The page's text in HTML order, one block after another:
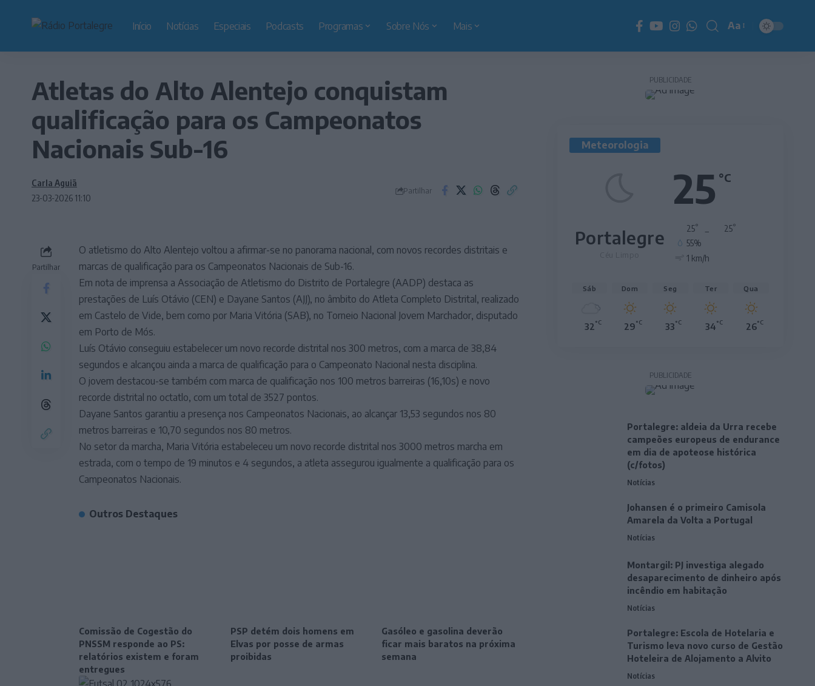
Início Notícias Especiais Podcasts Programas Sobre Nós Mais
Redimensionador
de
Aa
Atletas do Alto Alentejo conquistam
qualificação para os Campeonatos
Nacionais Sub-16
23-03-2026 11:10
Carla Aguiã
Partilhar
Partilhar
O atletismo do Alto Alentejo voltou a afirmar-se no panorama nacional, com novos recordes distritais e
marcas de qualificação para os Campeonatos Nacionais de Sub-16.
Em nota de imprensa a Associação de Atletismo do Distrito de Portalegre (AADP) destaca as
prestações de Luís Otávio (CEN) e Dayane Santos (AJJ), no âmbito do Atleta Completo Distrital, realizado
em Castelo de Vide, bem como por Maria Vitória (SAB), no Torneio Nacional Jovem Marchador, disputado
em Porto de Mós.
Luís Otávio conseguiu estabelecer um novo recorde distrital nos 300 metros, com a marca de 38,84
segundos e alcançou ainda a marca de qualificação para o Campeonato Nacional nesta disciplina.
O jovem destacou-se também com marca de qualificação nos 100 metros barreiras (16,10s) e novo
recorde distrital no octatlo, com um total de 3527 pontos.
Dayane Santos garantiu a presença nos Campeonatos Nacionais, ao alcançar 13,53 segundos nos 80
metros barreiras e 10,70 segundos nos 80 metros.
No setor da marcha, Maria Vitória estabeleceu um novo recorde distrital nos 3000 metros marcha em
estrada, com o tempo de 19 minutos e 4 segundos, a atleta assegurou igualmente a qualificação para os
Campeonatos Nacionais.
Outros Destaques
Comissão de Cogestão do
PNSSM responde ao PS:
relatórios existem e foram
entregues
PSP detém dois homens em
Elvas por posse de armas
proibidas
Gasóleo e gasolina deverão
ficar mais baratos na próxima
semana
PUBLICIDADE
Meteorologia
25 °C
Portalegre 25° 25°
55%
1 km/h
Sáb
32°C
Dom
29°C
Seg
33°C
Ter
34°C
Qua
26°C
PUBLICIDADE
Portalegre: aldeia da Urra recebe
campeões europeus de endurance
em dia de apoteose histórica
(c/fotos)
Notícias
Johansen é o primeiro Camisola
Amarela da Volta a Portugal
Notícias
Montargil: PJ investiga alegado
desaparecimento de dinheiro após
incêndio em habitação
Notícias
Portalegre: Escola de Hotelaria e
Turismo leva novo curso de Gestão
Hoteleira de Alojamento a Alvito
Notícias